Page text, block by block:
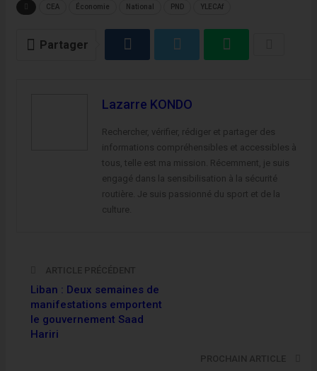
CEA Économie National PND YLECAf
Partager
Lazarre KONDO
Rechercher, vérifier, rédiger et partager des
informations compréhensibles et accessibles à
tous, telle est ma mission. Récemment, je suis
engagé dans la sensibilisation à la sécurité
routière. Je suis passionné du sport et de la
culture.
ARTICLE PRÉCÉDENT
Liban : Deux semaines de
manifestations emportent
le gouvernement Saad
Hariri
PROCHAIN ARTICLE